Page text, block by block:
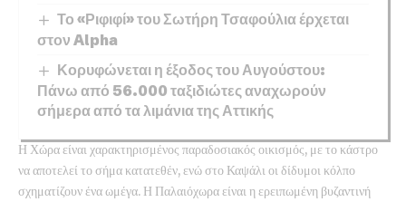
Το «Ριφιφί» του Σωτήρη Τσαφούλια έρχεται
στον Alpha
Κορυφώνεται η έξοδος του Αυγούστου:
Πάνω από 56.000 ταξιδιώτες αναχωρούν
σήμερα από τα λιμάνια της Αττικής
Η Χώρα είναι χαρακτηρισμένος παραδοσιακός οικισμός, με το κάστρο
να αποτελεί το σήμα κατατεθέν, ενώ στο Καψάλι οι δίδυμοι κόλπο
σχηματίζουν ένα ωμέγα. Η Παλαιόχωρα είναι η ερειπωμένη βυζαντινή